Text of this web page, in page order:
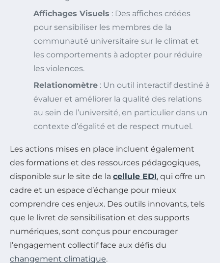
Affichages Visuels : Des affiches créées
pour sensibiliser les membres de la
communauté universitaire sur le climat et
les comportements à adopter pour réduire
les violences.
Relationomètre : Un outil interactif destiné à
évaluer et améliorer la qualité des relations
au sein de l’université, en particulier dans un
contexte d’égalité et de respect mutuel.
Les actions mises en place incluent également
des formations et des ressources pédagogiques,
disponible sur le site de la cellule EDI, qui offre un
cadre et un espace d’échange pour mieux
comprendre ces enjeux. Des outils innovants, tels
que le livret de sensibilisation et des supports
numériques, sont conçus pour encourager
l’engagement collectif face aux défis du
changement climatique.